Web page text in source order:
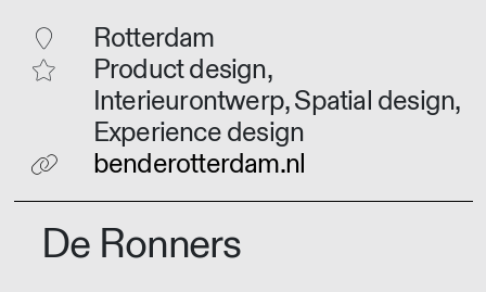
Rotterdam
Product design,
Interieurontwerp, Spatial design,
Experience design
benderotterdam.nl
De Ronners